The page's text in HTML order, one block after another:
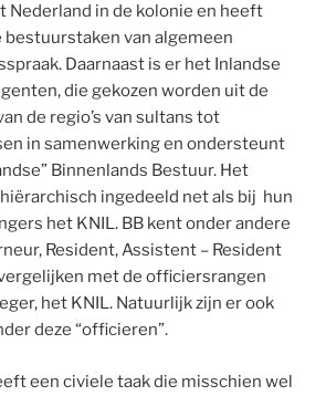
in de kolonie en heeft
bestuurstaken van algemeen
Daarnaast is er het Inlandse
die gekozen worden uit de
de regio’s van sultans tot
in samenwerking en ondersteunt
Binnenlands Bestuur. Het
ingedeeld net als bij hun
het KNIL. BB kent onder andere
Resident, Assistent – Resident
met de officiersrangen
het KNIL. Natuurlijk zijn er ook
deze “officieren”.
een civiele taak die misschien wel